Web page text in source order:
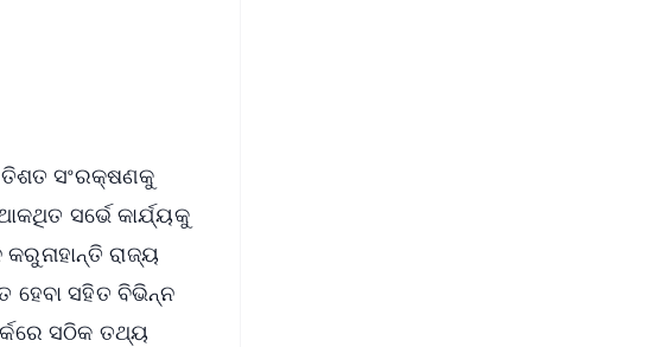
ସଂରକ୍ଷଣକୁ
ସର୍ଭେ କାର୍ଯ୍ୟକୁ
ରାଜ୍ୟ
ହେବା ସହିତ ବିଭିନ୍ନ
ସଠିକ ତଥ୍ୟ